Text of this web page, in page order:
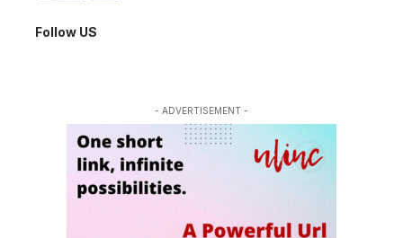
Follow US
- ADVERTISEMENT -